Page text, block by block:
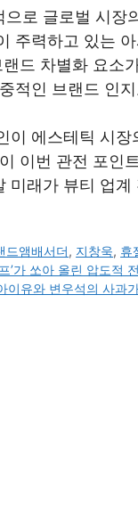
로 글로벌 시
주력하고 있는
드 차별화 요소
적인 브랜드 인
이 에스테틱 시
이번 관전 포인
미래가 뷰티 업
드앰배서더, 지창욱, 휴
’가 쏘아 올린 압도적
이유와 변우석의 사과